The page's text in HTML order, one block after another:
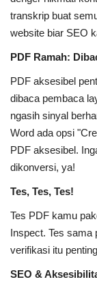
transkrip buat
website biar SEO
PDF Ramah:
PDF aksesibel
dibaca pembaca
ngasih sinyal
Word ada opsi
PDF aksesibel.
dikonversi, ya!
Tes, Tes, Tes!
Tes PDF kamu
Inspect. Tes
verifikasi itu
SEO &